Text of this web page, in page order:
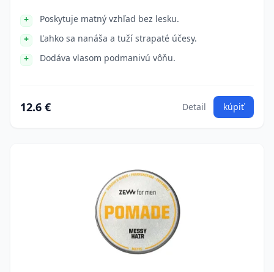
Poskytuje matný vzhľad bez lesku.
Ľahko sa nanáša a tuží strapaté účesy.
Dodáva vlasom podmanivú vôňu.
12.6 € Detail kúpiť